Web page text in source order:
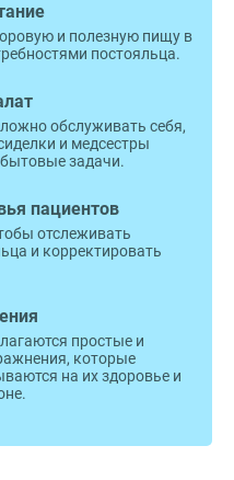
и полезную пищу в
постояльца.
обслуживать себя,
и медсестры
задачи.
пациентов
отслеживать
и корректировать
простые и
которые
на их здоровье и